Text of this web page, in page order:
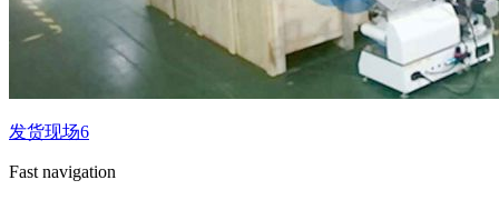
发货现场6
Fast navigation